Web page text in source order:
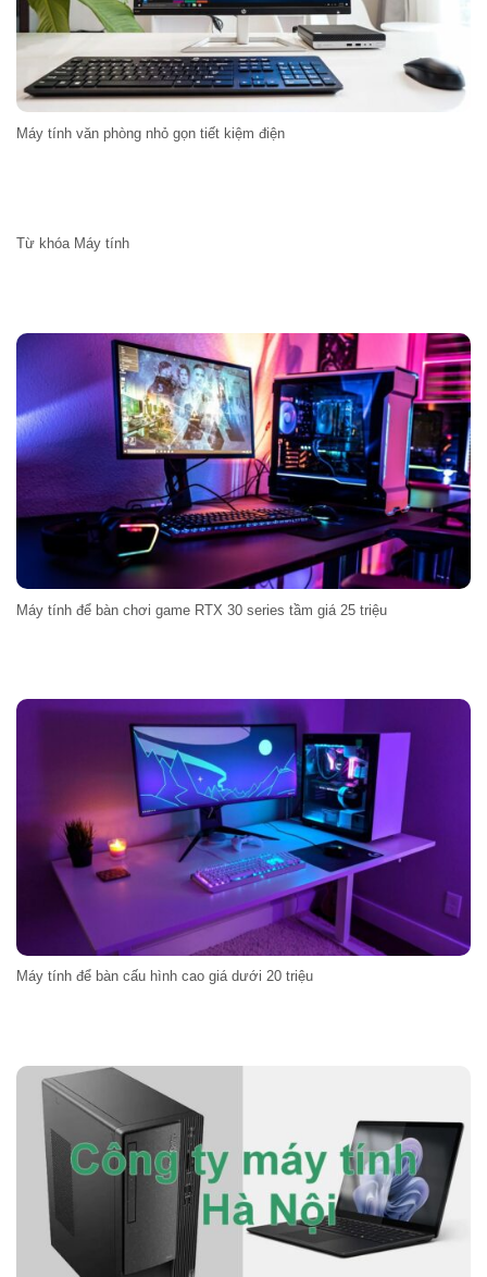
Máy tính văn phòng nhỏ gọn tiết kiệm điện
Từ khóa Máy tính
Máy tính để bàn chơi game RTX 30 series tầm giá 25 triệu
Máy tính để bàn cấu hình cao giá dưới 20 triệu